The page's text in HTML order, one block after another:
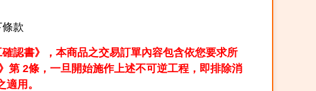
款
認書》，本商品之交易訂單內容包含依您要求所
第2條，一旦開始施作上述不可逆工程，即排除消
用。